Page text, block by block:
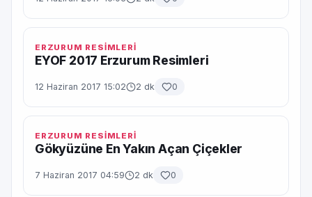
ERZURUM RESİMLERİ
EYOF 2017 Erzurum Resimleri
12 Haziran 2017 15:02 2 dk 0
ERZURUM RESİMLERİ
Gökyüzüne En Yakın Açan Çiçekler
7 Haziran 2017 04:59 2 dk 0